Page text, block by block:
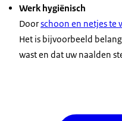
Werk hygiënisch
Doorschoon en netjes te
Het is bijvoorbeeld
wast en dat uw naalden